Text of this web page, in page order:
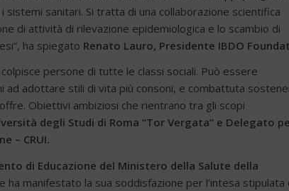
sistemi sanitari. Si tratta di una collaborazione scientifica
di attività di rilevazione epidemiologica e lo scambio di
ha spiegato Renato Lauro, Presidente IBDO
persone di tutte le classi sociali. Può essere
adottare stili di vita più consoni, e combattuta
Obiettivi ambiziosi che rientrano tra gli scopi
degli Studi di Roma “Tor Vergata” e Delegato
– CRUI.
di Educazione del Ministero della Salute della
ha manifestato la sua soddisfazione per l’intesa stipulata